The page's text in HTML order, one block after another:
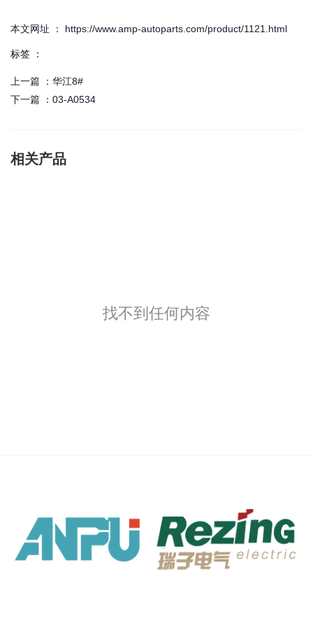
本文网址 ： https://www.amp-autoparts.com/product/1121.html
标签 ：
上一篇 ： 华江8#
下一篇 ： 03-A0534
相关产品
找不到任何内容